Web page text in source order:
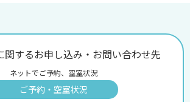
関するお申し込み・お問い合わせ先
ネットでご予約、空室状況
ご予約・空室状況